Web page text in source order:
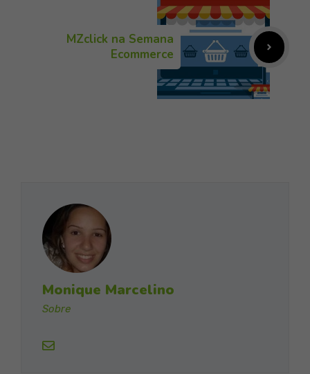
MZclick na Semana
Ecommerce
Monique Marcelino
Sobre